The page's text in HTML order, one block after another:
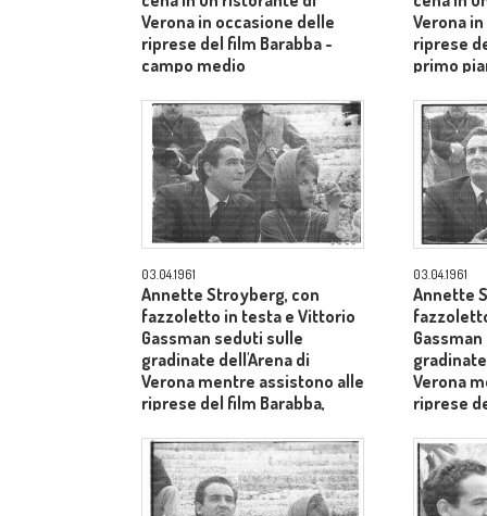
Verona in occasione delle
riprese del film Barabba -
campo medio
Verona
riprese
primo
03.04.1961
Annette Stroyberg, con
fazzoletto in testa e Vittorio
Gassman seduti sulle
gradinate dell'Arena di
Verona mentre assistono alle
riprese del film Barabba,
Laurentiis - medio primo
piano
03.04.1961
Annette
Verona
riprese